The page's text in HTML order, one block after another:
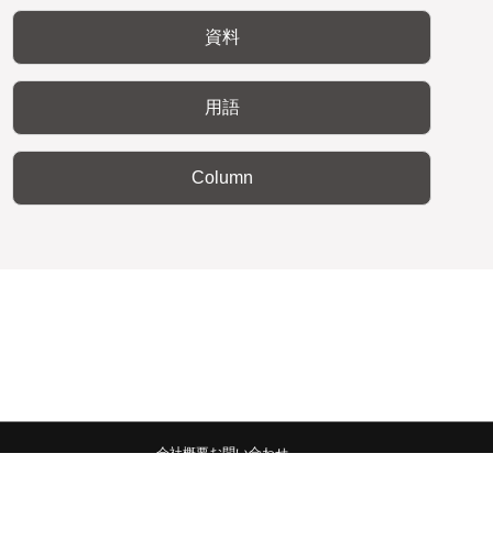
資料
用語
Column
会社概要お問い合わせ